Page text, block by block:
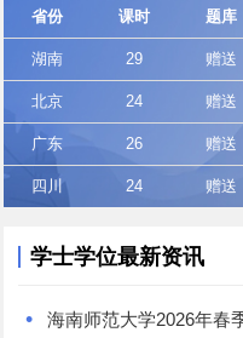
省份 课时 题库
湖南 29 赠送
北京 24 赠送
广东 26 赠送
四川 24 赠送
学士学位最新资讯
•